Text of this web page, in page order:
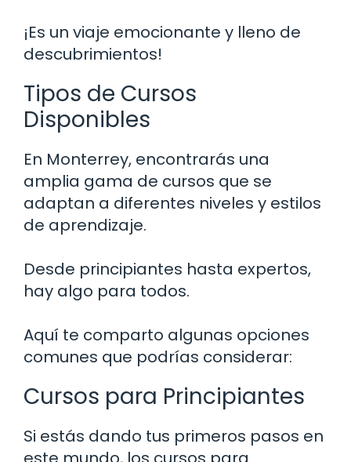
¡Es un viaje emocionante y lleno de
descubrimientos!
Tipos de Cursos
Disponibles
En Monterrey, encontrarás una
amplia gama de cursos que se
adaptan a diferentes niveles y estilos
de aprendizaje.
Desde principiantes hasta expertos,
hay algo para todos.
Aquí te comparto algunas opciones
comunes que podrías considerar:
Cursos para Principiantes
Si estás dando tus primeros pasos en